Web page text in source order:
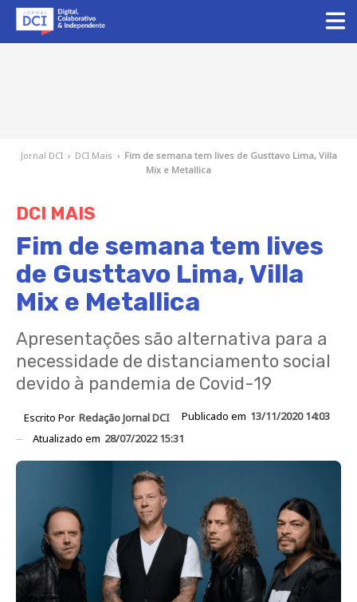
Jornal DCI › DCI Mais › Fim de semana tem lives de Gusttavo Lima, Villa
Mix e Metallica
DCI MAIS
Fim de semana tem lives
de Gusttavo Lima, Villa
Mix e Metallica
Apresentações são alternativa para a
necessidade de distanciamento social
devido à pandemia de Covid-19
Escrito Por Redação Jornal DCI Publicado em 13/11/2020 14:03
Atualizado em 28/07/2022 15:31